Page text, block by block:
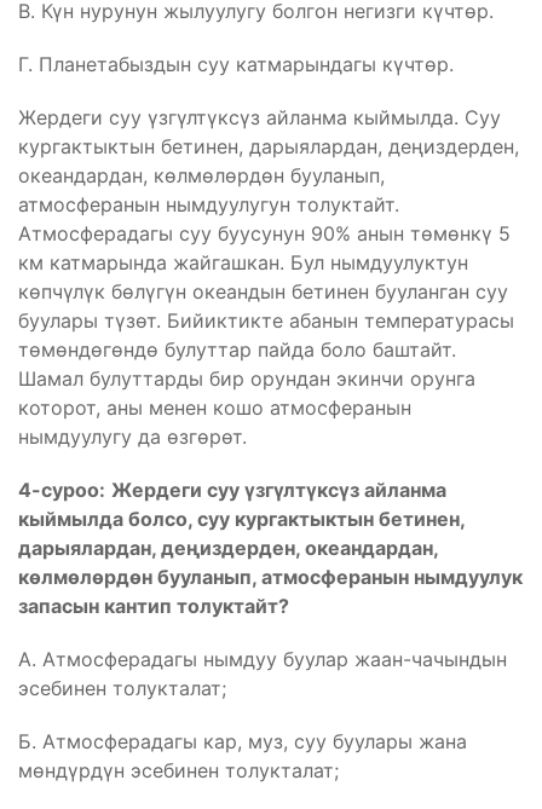
В. Күн нурунун жылуулугу болгон негизги күчтөр.
Г. Планетабыздын суу катмарындагы күчтөр.
Жердеги суу үзгүлтүксүз айланма кыймылда. Суу
кургактыктын бетинен, дарыялардан, деңиздерден,
океандардан, көлмөлөрдөн бууланып,
атмосферанын нымдуулугун толуктайт.
Атмосферадагы суу буусунун 90% анын төмөнкү 5
км катмарында жайгашкан. Бул нымдуулуктун
көпчүлүк бөлүгүн океандын бетинен бууланган суу
буулары түзөт. Бийиктикте абанын температурасы
төмөндөгөндө булуттар пайда боло баштайт.
Шамал булуттарды бир орундан экинчи орунга
которот, аны менен кошо атмосферанын
нымдуулугу да өзгөрөт.
4-суроо: Жердеги суу үзгүлтүксүз айланма
кыймылда болсо, суу кургактыктын бетинен,
дарыялардан, деңиздерден, океандардан,
көлмөлөрдөн бууланып, атмосферанын нымдуулук
запасын кантип толуктайт?
А. Атмосферадагы нымдуу буулар жаан-чачындын
эсебинен толукталат;
Б. Атмосферадагы кар, муз, суу буулары жана
мөндүрдүн эсебинен толукталат;